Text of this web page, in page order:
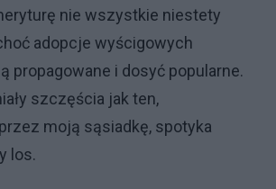
nie wszystkie niestety
adopcje wyścigowych
propagowane i dosyć popularne.
szczęścia jak ten,
moją sąsiadkę, spotyka
los.